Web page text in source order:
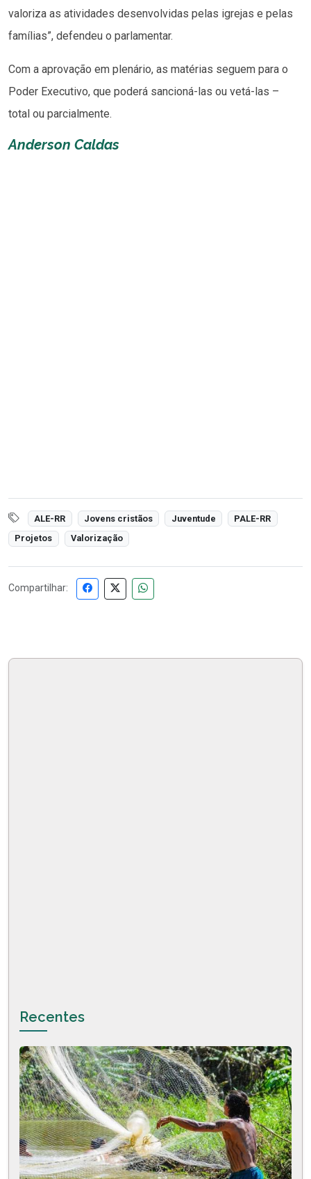
valoriza as atividades desenvolvidas pelas igrejas e pelas
famílias”, defendeu o parlamentar.
Com a aprovação em plenário, as matérias seguem para o
Poder Executivo, que poderá sancioná-las ou vetá-las –
total ou parcialmente.
Anderson Caldas
ALE-RR Jovens cristãos Juventude
PALE-RR
Projetos
Valorização
Compartilhar:
Recentes